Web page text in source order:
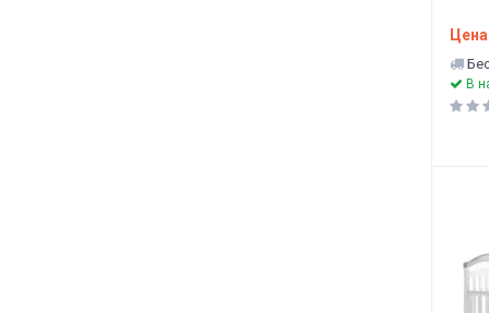
Цена
В